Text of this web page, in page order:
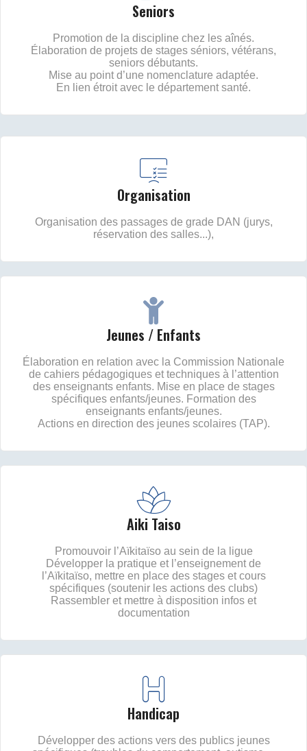
Seniors
Promotion de la discipline chez les aînés.
Élaboration de projets de stages séniors, vétérans,
seniors débutants.
Mise au point d’une nomenclature adaptée.
En lien étroit avec le département santé.
Organisation
Organisation des passages de grade DAN (jurys,
réservation des salles...),
Jeunes / Enfants
Élaboration en relation avec la Commission Nationale
de cahiers pédagogiques et techniques à l’attention
des enseignants enfants. Mise en place de stages
spécifiques enfants/jeunes. Formation des
enseignants enfants/jeunes.
Actions en direction des jeunes scolaires (TAP).
Aiki Taiso
Promouvoir l’Aïkitaïso au sein de la ligue
Développer la pratique et l’enseignement de
l’Aïkitaïso, mettre en place des stages et cours
spécifiques (soutenir les actions des clubs)
Rassembler et mettre à disposition infos et
documentation
Handicap
Développer des actions vers des publics jeunes